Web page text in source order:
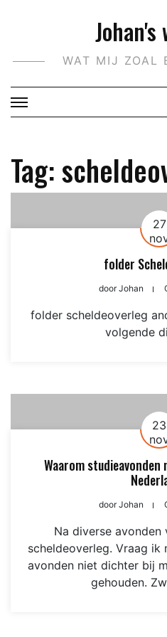
Johan's
WAT MIJ ZOAL
Tag:
27
folder
doorJohan
folder scheldeoverleg
volgende
23
Waarom
doorJohan
Na diverse avonden
scheldeoverleg. Vraag
avonden niet dichter bij
gehouden.